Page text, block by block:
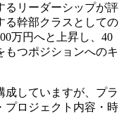
るリーダーシップが評
る幹部クラスとしての
万円へと上昇し、40
もつポジションへのキ
していますが、プラ
プロジェクト内容・時